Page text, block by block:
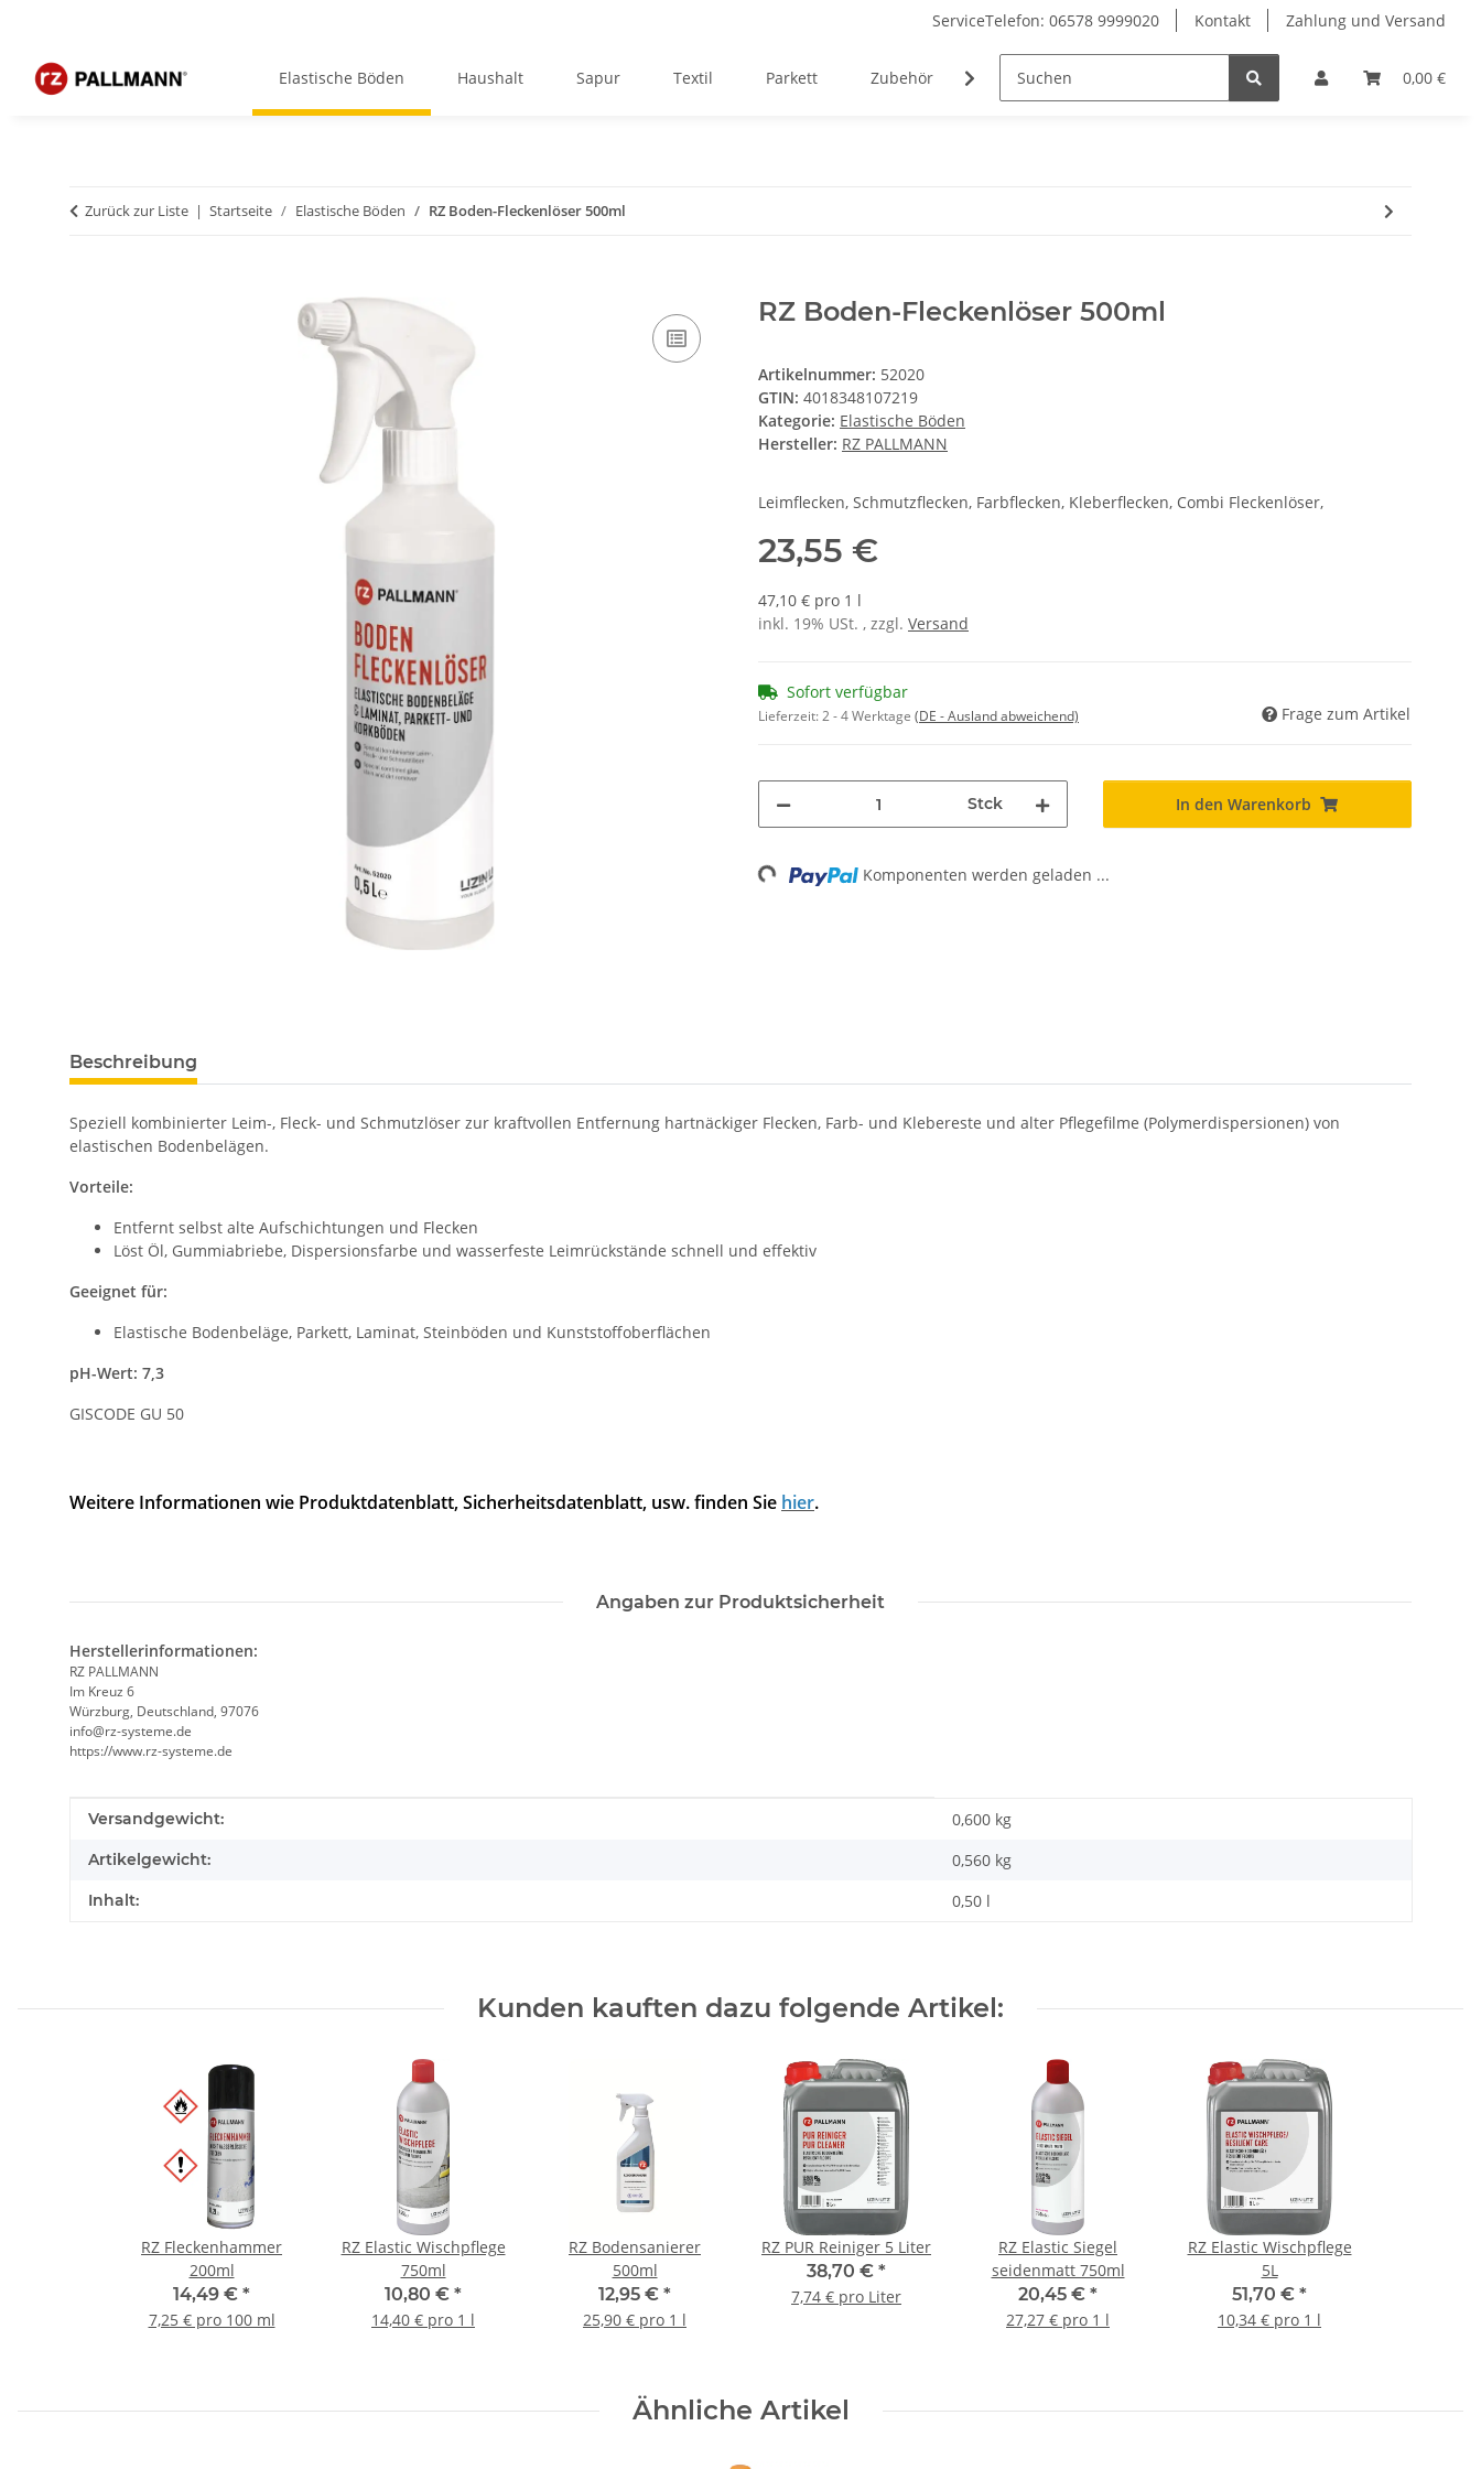
ServiceTelefon: 06578 9999020 Kontakt Zahlung und Versand
0,00 €
Elastische Böden Haushalt Sapur Textil Parkett Zubehör Geräte & Ersatzteile
Zurück zur Liste Startseite Elastische Böden RZ Boden-Fleckenlöser 500ml
RZ Boden-Fleckenlöser 500ml
Artikelnummer: 52020
GTIN: 4018348107219
Kategorie: Elastische Böden
Hersteller: RZ PALLMANN
Leimflecken, Schmutzflecken, Farbflecken, Kleberflecken, Combi Fleckenlöser,
23,55 €
47,10 € pro 1 l
inkl. 19% USt. , zzgl. Versand
Sofort verfügbar
Lieferzeit:2 - 4 Werktage (DE - Ausland abweichend) Frage zum Artikel
Stck In den Warenkorb
Loading... Komponenten werden geladen ...
Beschreibung
Speziell kombinierter Leim-, Fleck- und Schmutzlöser zur kraftvollen Entfernung hartnäckiger Flecken, Farb- und Klebereste und alter Pflegefilme (Polymerdispersionen) von
elastischen Bodenbelägen.
Vorteile:
Entfernt selbst alte Aufschichtungen und Flecken
Löst Öl, Gummiabriebe, Dispersionsfarbe und wasserfeste Leimrückstände schnell und effektiv
Geeignet für:
Elastische Bodenbeläge, Parkett, Laminat, Steinböden und Kunststoffoberflächen
pH-Wert: 7,3
GISCODE GU 50
Weitere Informationen wie Produktdatenblatt, Sicherheitsdatenblatt, usw. finden Sie hier.
Angaben zur Produktsicherheit
Herstellerinformationen:
RZ PALLMANN
Im Kreuz 6
Würzburg, Deutschland, 97076
info@rz-systeme.de
https://www.rz-systeme.de
Produkteigenschaft
Wert
Versandgewicht: 0,600 kg
Artikelgewicht: 0,560 kg
Inhalt: 0,50 l
Kunden kauften dazu folgende Artikel:
RZ Fleckenhammer
200ml
14,49 € *
7,25 € pro 100 ml
RZ Elastic Wischpflege
750ml
10,80 € *
14,40 € pro 1 l
RZ Bodensanierer
500ml
12,95 € *
25,90 € pro 1 l
RZ PUR Reiniger 5 Liter
38,70 € *
7,74 € pro Liter
RZ Elastic Siegel
seidenmatt 750ml
20,45 € *
27,27 € pro 1 l
RZ Elastic Wischpflege
5L
51,70 € *
10,34 € pro 1 l
Ähnliche Artikel